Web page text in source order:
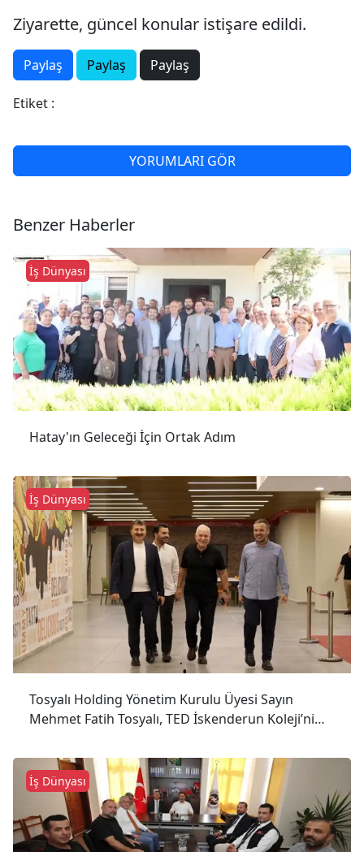
Ziyarette, güncel konular istişare edildi.
Paylaş Paylaş Paylaş
Etiket :
YORUMLARI GÖR
Benzer Haberler
Hatay'ın Geleceği İçin Ortak Adım
İş Dünyası
Tosyalı Holding Yönetim Kurulu Üyesi Sayın
Mehmet Fatih Tosyalı, TED İskenderun Koleji’ni
İş Dünyası
İş Dünyası